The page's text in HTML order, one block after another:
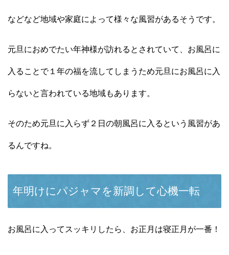
などなど地域や家庭によって様々な風習があるそうです。
元旦におめでたい年神様が訪れるとされていて、お風呂に
入ることで１年の福を流してしまうため元旦にお風呂に入
らないと言われている地域もあります。
そのため元旦に入らず２日の朝風呂に入るという風習があ
るんですね。
年明けにパジャマを新調して心機一転
お風呂に入ってスッキリしたら、お正月は寝正月が一番！